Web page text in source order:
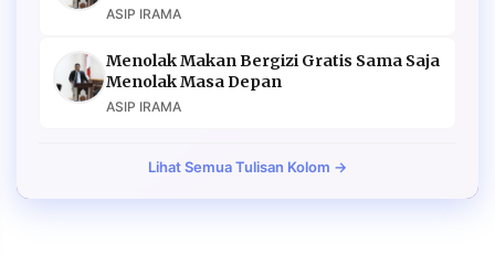
ASIP IRAMA
Menolak Makan Bergizi Gratis Sama Saja
Menolak Masa Depan
ASIP IRAMA
Lihat Semua Tulisan Kolom →